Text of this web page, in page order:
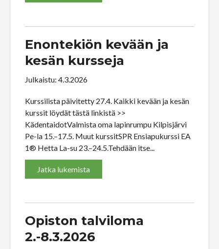
Enontekiön kevään ja
kesän kursseja
Julkaistu: 4.3.2026
Kurssilista päivitetty 27.4. Kaikki kevään ja kesän
kurssit löydät tästä linkistä >>
KädentaidotValmista oma lapinrumpu Kilpisjärvi
Pe-la 15.–17.5. Muut kurssitSPR Ensiapukurssi EA
1® Hetta La-su 23.–24.5.Tehdään itse...
Jatka lukemista
Opiston talviloma
2.-8.3.2026